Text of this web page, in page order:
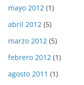
mayo 2012 (1)
abril 2012 (5)
marzo 2012 (5)
febrero 2012 (1)
agosto 2011 (1)